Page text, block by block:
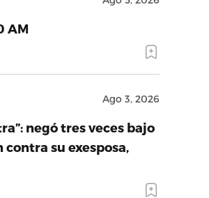
AM
Ago 3, 2026
negó tres veces bajo
su exesposa,